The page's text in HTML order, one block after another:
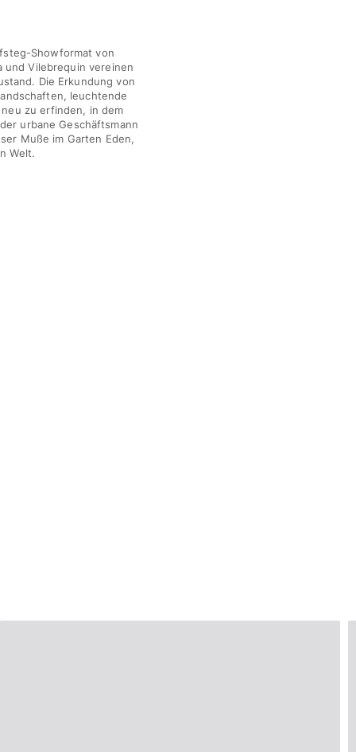
Showformat von
und Vilebrequin vereinen
Die Erkundung von
leuchtende
zu erfinden, in dem
urbane Geschäftsmann
Muße im Garten Eden,
Welt.